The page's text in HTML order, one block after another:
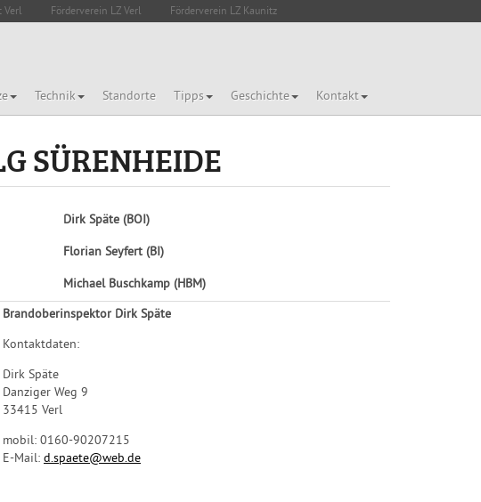
Verl Förderverein LZ Verl Förderverein LZ Kaunitz
Technik Standorte Tipps Geschichte Kontakt
SÜRENHEIDE
Dirk Späte (BOI)
Florian Seyfert (BI)
Michael Buschkamp (HBM)
Brandoberinspektor Dirk Späte
Kontaktdaten:
Dirk Späte
Danziger Weg 9
33415 Verl
mobil: 0160-90207215
E-Mail: d.spaete@web.de